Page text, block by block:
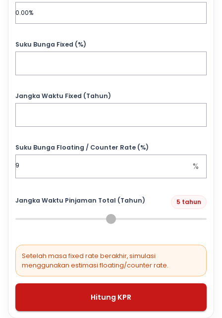
Suku Bunga Fixed (%)
Jangka Waktu Fixed (Tahun)
Suku Bunga Floating / Counter Rate (%)
%
Jangka Waktu Pinjaman Total (Tahun) 5 tahun
Setelah masa fixed rate berakhir, simulasi
menggunakan estimasi floating/counter rate.
Hitung KPR